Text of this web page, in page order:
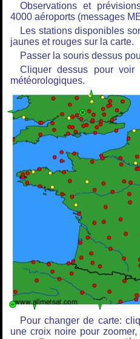
Observations et
4000 aéroports (messages
Les stations disponibles
jaunes et rouges sur la carte.
Passer la souris dessus
Cliquer dessus pour voir
météorologiques.
Pour changer de carte:
une croix noire pour